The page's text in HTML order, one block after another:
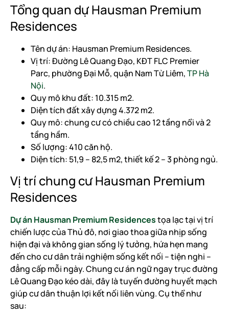
Tổng quan dự Hausman Premium
Residences
Tên dự án: Hausman Premium Residences.
Vị trí: Đường Lê Quang Đạo, KĐT FLC Premier
Parc, phường Đại Mỗ, quận Nam Từ Liêm,TP Hà
Nội.
Quy mô khu đất: 10.315 m2.
Diện tích đất xây dựng 4.372 m2.
Quy mô: chung cư có chiều cao 12 tầng nổi và 2
tầng hầm.
Số lượng: 410 căn hộ.
Diện tích: 51,9 – 82,5 m2, thiết kế 2 – 3 phòng ngủ.
Vị trí chung cư Hausman Premium
Residences
Dự án Hausman Premium Residencestọa lạc tại vị trí
chiến lược của Thủ đô, nơi giao thoa giữa nhịp sống
hiện đại và không gian sống lý tưởng, hứa hẹn mang
đến cho cư dân trải nghiệm sống kết nối – tiện nghi –
đẳng cấp mỗi ngày. Chung cư án ngữ ngay trục đường
Lê Quang Đạo kéo dài, đây là tuyến đường huyết mạch
giúp cư dân thuận lợi kết nối liên vùng. Cụ thể như
sau: